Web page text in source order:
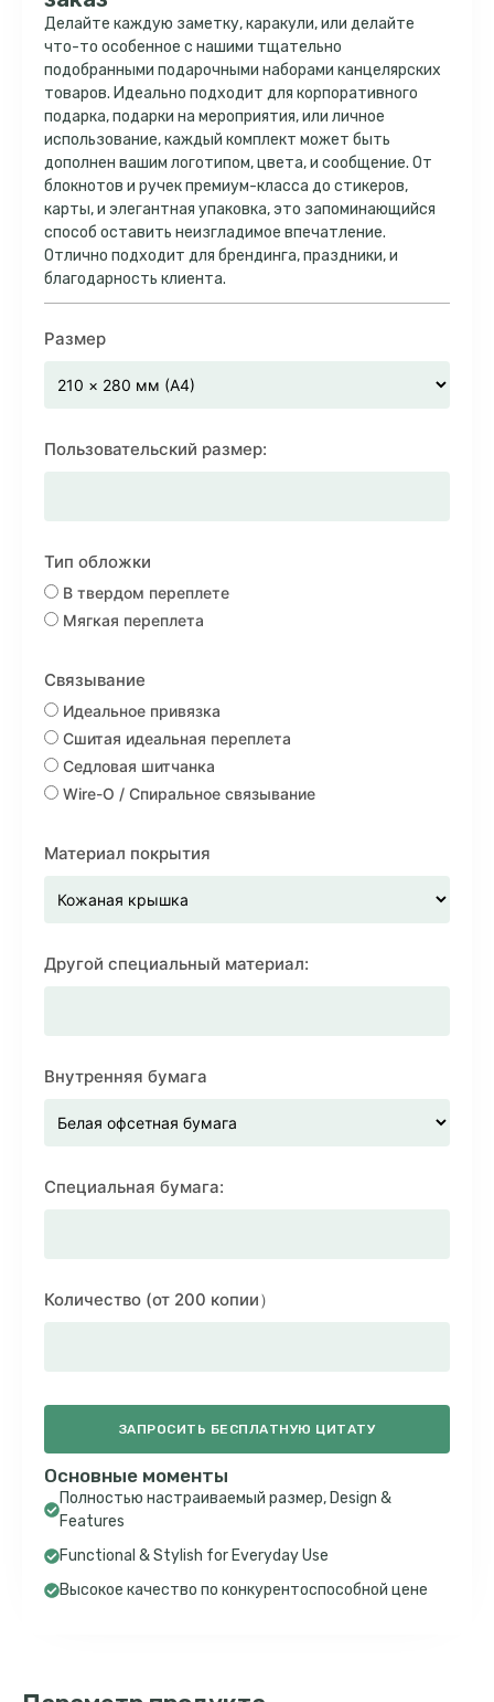
Делайте каждую заметку, каракули, или делайте
что-то особенное с нашими тщательно
подобранными подарочными наборами канцелярских
товаров. Идеально подходит для корпоративного
подарка, подарки на мероприятия, или личное
использование, каждый комплект может быть
дополнен вашим логотипом, цвета, и сообщение. От
блокнотов и ручек премиум-класса до стикеров,
карты, и элегантная упаковка, это запоминающийся
способ оставить неизгладимое впечатление.
Отлично подходит для брендинга, праздники, и
благодарность клиента.
Размер
Пользовательский размер:
Тип обложки
В твердом переплете
Мягкая переплета
Связывание
Идеальное привязка
Сшитая идеальная переплета
Седловая шитчанка
Wire-O / Спиральное связывание
Материал покрытия
Другой специальный материал:
Внутренняя бумага
Специальная бумага:
Количество (от 200 копии）
ЗАПРОСИТЬ БЕСПЛАТНУЮ ЦИТАТУ
Основные моменты
Полностью настраиваемый размер, Design &
Features
Functional & Stylish for Everyday Use
Высокое качество по конкурентоспособной цене